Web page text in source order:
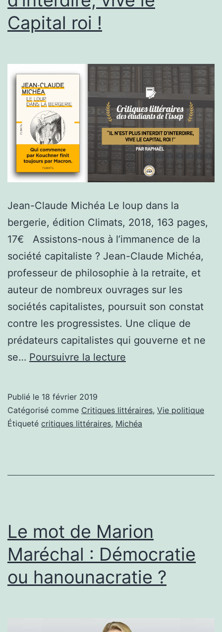
Capital roi !
Jean-Claude Michéa Le loup dans la
bergerie, édition Climats, 2018, 163 pages,
17€ Assistons-nous à l’immanence de la
société capitaliste ? Jean-Claude Michéa,
professeur de philosophie à la retraite, et
auteur de nombreux ouvrages sur les
sociétés capitalistes, poursuit son constat
contre les progressistes. Une clique de
prédateurs capitalistes qui gouverne et ne
se… Poursuivre la lecture
Il
n’est
d’interdire,
Capital
roi
!
Publié le 18 février 2019
Catégorisé comme Critiques littéraires, Vie politique
Étiqueté critiques littéraires, Michéa
Le mot de Marion
Maréchal : Démocratie
ou hanounacratie ?